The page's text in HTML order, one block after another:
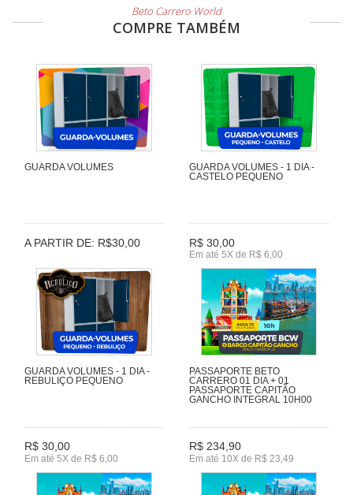
Beto Carrero World
COMPRE TAMBÉM
GUARDA VOLUMES
A PARTIR DE: R$30,00
GUARDA VOLUMES - 1 DIA -
CASTELO PEQUENO
R$ 30,00
Em até 5X de R$ 6,00
GUARDA VOLUMES - 1 DIA -
REBULIÇO PEQUENO
R$ 30,00
Em até 5X de R$ 6,00
PASSAPORTE BETO
CARRERO 01 DIA + 01
PASSAPORTE CAPITÃO
GANCHO INTEGRAL 10H00
R$ 234,90
Em até 10X de R$ 23,49